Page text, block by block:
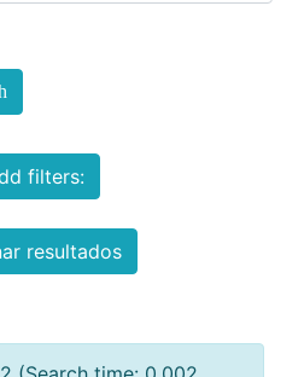
filters:
resultados